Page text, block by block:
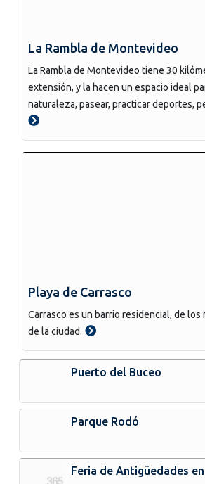
La Rambla de Montevideo
La Rambla de Montevideo tiene 30
extensión, y la hacen un espacio ideal
naturaleza, pasear, practicar deportes,
Playa de Carrasco
Carrasco es un barrio residencial, de los
de la ciudad.
Puerto del Buceo
Parque Rodó
Feria de Antigüedades